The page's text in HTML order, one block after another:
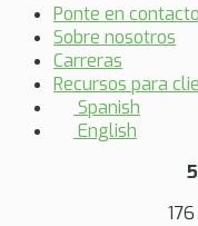
Ponte en contacto
Sobre nosotros
Carreras
Recursos para
Spanish
English